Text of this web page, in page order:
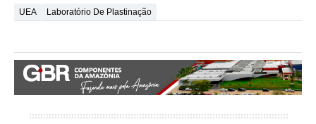
UEA Laboratório De Plastinação